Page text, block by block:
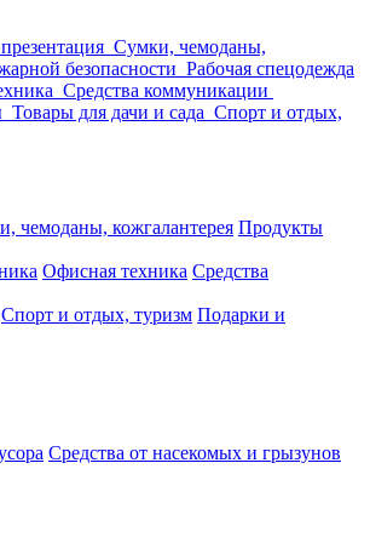
Сумки, чемоданы,
безопасности Рабочая спецодежда
Средства коммуникации
Товары для дачи и сада Спорт и отдых,
чемоданы, кожгалантерея Продукты
Офисная техника Средства
Спорт и отдых, туризм Подарки и
Средства от насекомых и грызунов